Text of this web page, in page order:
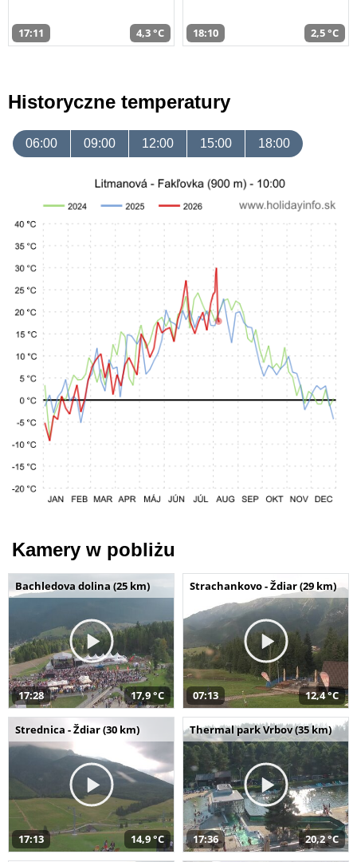
17:11 4,3 °C 18:10 2,5 °C
Historyczne temperatury
06:00 09:00 12:00 15:00 18:00
Kamery w pobliżu
Bachledova dolina (25 km)
17:28 17,9 °C
Strachankovo - Ždiar (29 km)
07:13 12,4 °C
Strednica - Ždiar (30 km)
17:13 14,9 °C
Thermal park Vrbov (35 km)
17:36 20,2 °C